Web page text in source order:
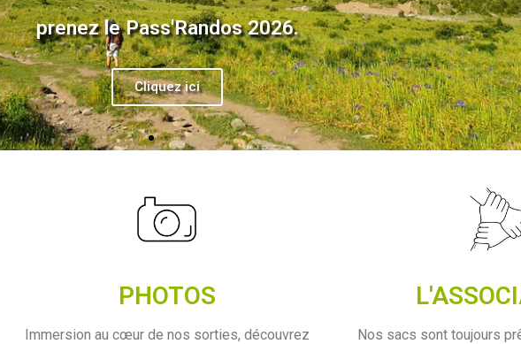
Bienvenue sur le site
Amis du Parc national des Pyrénées
PHOTOS
Immersion au cœur de nos sorties, découvrez
Nos sacs sont toujours